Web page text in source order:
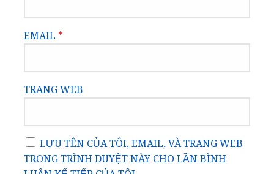
EMAIL *
TRANG WEB
LƯU TÊN CỦA TÔI, EMAIL, VÀ TRANG WEB
TRONG TRÌNH DUYỆT NÀY CHO LẦN BÌNH